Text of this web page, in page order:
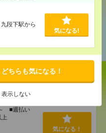
段下駅から
気になる!
どちらも気になる！
表示しない
らの
ゃんのお散歩付き添
■週払い
気になる！